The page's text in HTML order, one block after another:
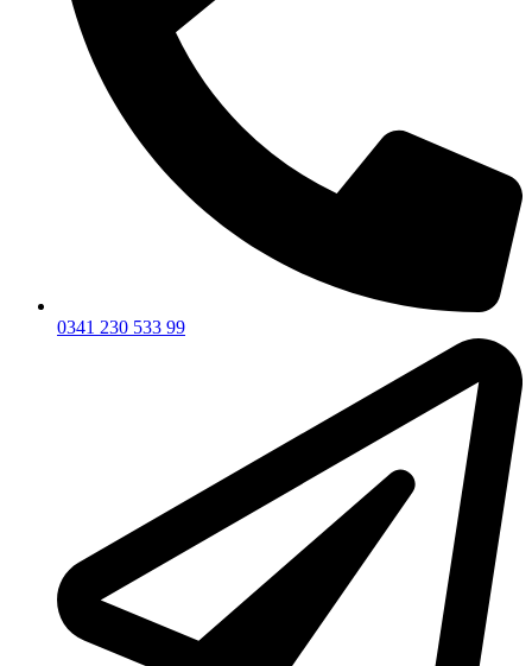
0341 230 533 99